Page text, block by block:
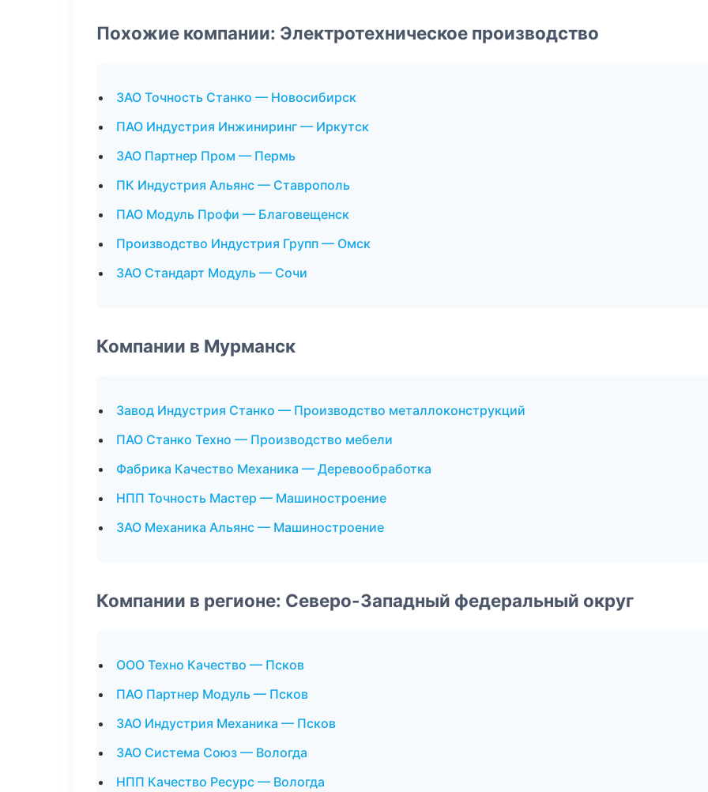
Похожие компании: Электротехническое производство
ЗАО Точность Станко — Новосибирск
ПАО Индустрия Инжиниринг — Иркутск
ЗАО Партнер Пром — Пермь
ПК Индустрия Альянс — Ставрополь
ПАО Модуль Профи — Благовещенск
Производство Индустрия Групп — Омск
ЗАО Стандарт Модуль — Сочи
Компании в Мурманск
Завод Индустрия Станко — Производство металлоконструкций
ПАО Станко Техно — Производство мебели
Фабрика Качество Механика — Деревообработка
НПП Точность Мастер — Машиностроение
ЗАО Механика Альянс — Машиностроение
Компании в регионе: Северо-Западный федеральный округ
ООО Техно Качество — Псков
ПАО Партнер Модуль — Псков
ЗАО Индустрия Механика — Псков
ЗАО Система Союз — Вологда
НПП Качество Ресурс — Вологда